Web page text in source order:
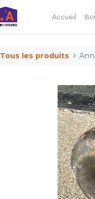
Accueil
Tous les produits